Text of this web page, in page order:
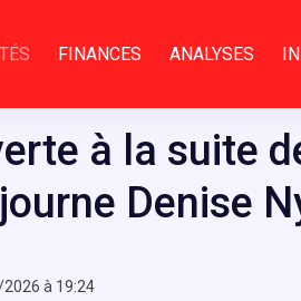
FINANCES ANALYSES
à la suite
Denise
à 19:24